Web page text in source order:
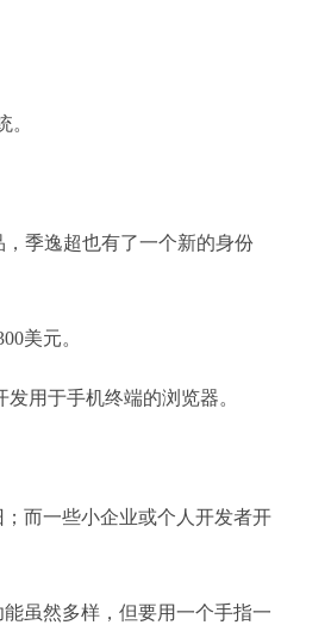
。
，季逸超也有了一个新的身份
美元。
用于手机终端的浏览器。
而一些小企业或个人开发者开
虽然多样，但要用一个手指一